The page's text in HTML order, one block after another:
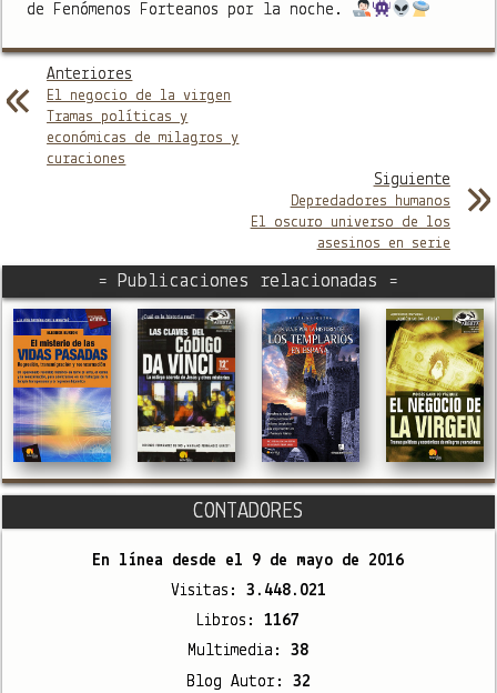
de Fenómenos Forteanos por la noche.
Anteriores
El negocio de la virgen
Tramas políticas y
económicas de milagros y
curaciones
Siguiente
Depredadores humanos
El oscuro universo de los
asesinos en serie
= Publicaciones relacionadas =
CONTADORES
En línea desde el 9 de mayo de 2016
Visitas: 3.448.021
Libros:1167
Multimedia:38
Blog Autor: 32